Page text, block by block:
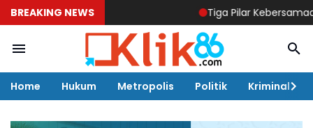
BREAKING NEWS Tiga Pilar Kebersamaan Lombok
Home Hukum Metropolis Politik Kriminal